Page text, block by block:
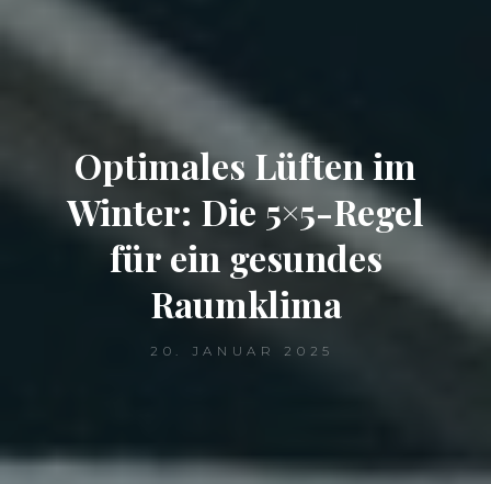
Optimales Lüften im
Winter: Die 5×5-Regel
für ein gesundes
Raumklima
20. JANUAR 2025